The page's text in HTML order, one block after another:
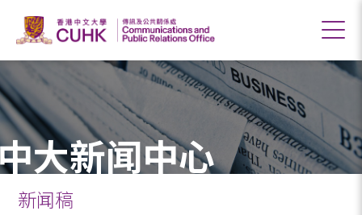
大新闻中心
新闻稿